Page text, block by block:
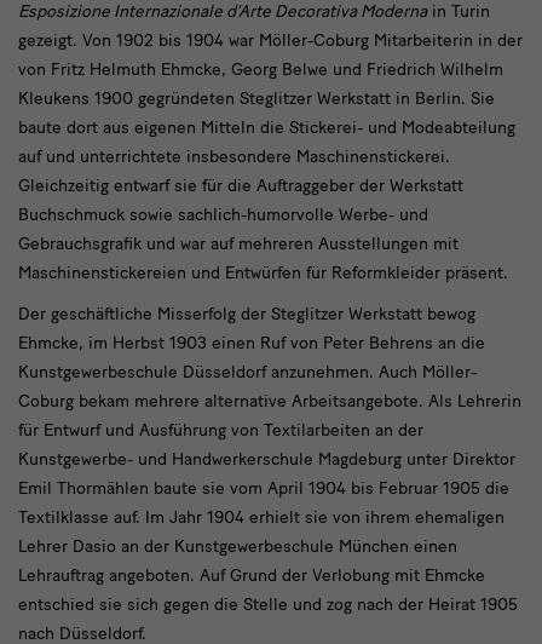
Esposizione Internazionale d’Arte Decorativa Modernain Turin
gezeigt. Von 1902 bis 1904 war Möller-Coburg Mitarbeiterin in der
von Fritz Helmuth Ehmcke, Georg Belwe und Friedrich Wilhelm
Kleukens 1900 gegründeten Steglitzer Werkstatt in Berlin. Sie
baute dort aus eigenen Mitteln die Stickerei- und Modeabteilung
auf und unterrichtete insbesondere Maschinenstickerei.
Gleichzeitig entwarf sie für die Auftraggeber der Werkstatt
Buchschmuck sowie sachlich-humorvolle Werbe- und
Gebrauchsgrafik und war auf mehreren Ausstellungen mit
Maschinenstickereien und Entwürfen für Reformkleider präsent.
Der geschäftliche Misserfolg der Steglitzer Werkstatt bewog
Ehmcke, im Herbst 1903 einen Ruf von Peter Behrens an die
Kunstgewerbeschule Düsseldorf anzunehmen. Auch Möller-
Coburg bekam mehrere alternative Arbeitsangebote. Als Lehrerin
für Entwurf und Ausführung von Textilarbeiten an der
Kunstgewerbe- und Handwerkerschule Magdeburg unter Direktor
Emil Thormählen baute sie vom April 1904 bis Februar 1905 die
Textilklasse auf. Im Jahr 1904 erhielt sie von ihrem ehemaligen
Lehrer Dasio an der Kunstgewerbeschule München einen
Lehrauftrag angeboten. Auf Grund der Verlobung mit Ehmcke
entschied sie sich gegen die Stelle und zog nach der Heirat 1905
nach Düsseldorf.